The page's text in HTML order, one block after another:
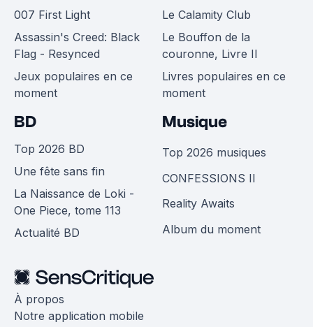
007 First Light
Assassin's Creed: Black
Flag - Resynced
Jeux populaires en ce
moment
Le Calamity Club
Le Bouffon de la
couronne, Livre II
Livres populaires en ce
moment
BD
Top 2026 BD
Une fête sans fin
La Naissance de Loki -
One Piece, tome 113
Actualité BD
Musique
Top 2026 musiques
CONFESSIONS II
Reality Awaits
Album du moment
À propos
Notre application mobile